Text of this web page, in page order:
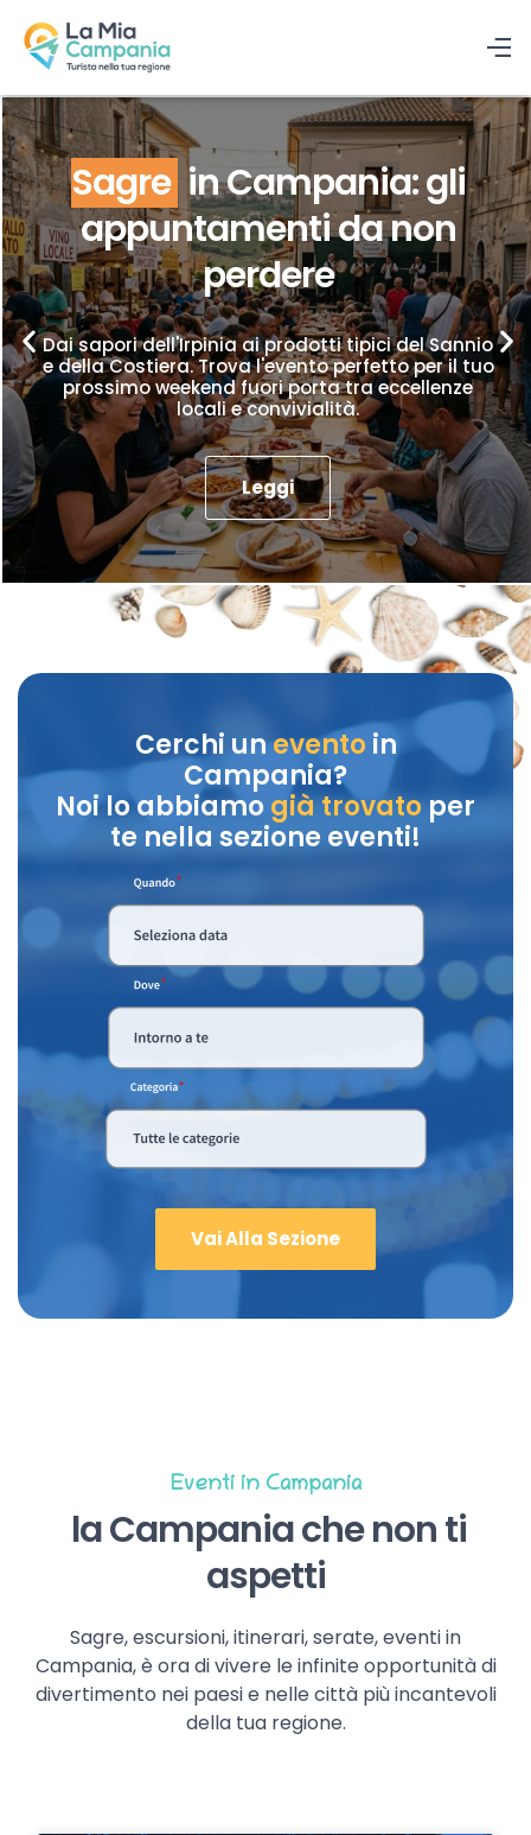
Sagre in Campania: gli
appuntamenti da non
perdere
Dai sapori dell'Irpinia ai prodotti tipici del Sannio
e della Costiera. Trova l'evento perfetto per il tuo
prossimo weekend fuori porta tra eccellenze
locali e convivialità.
Leggi
Cerchi unevento in
Campania?
Noi lo abbiamo già trovatoper
te nella sezione eventi!
Vai Alla Sezione
Eventi in Campania
la Campania che non ti
aspetti
Sagre, escursioni, itinerari, serate, eventi in
Campania, è ora di vivere le infinite opportunità di
divertimento nei paesi e nelle città più incantevoli
della tua regione.